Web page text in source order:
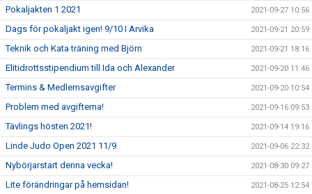
Pokaljakten 1 2021 2021-09-27 10:56
Dags för pokaljakt igen! 9/10 I Arvika 2021-09-21 20:59
Teknik och Kata träning med Björn 2021-09-21 18:16
Elitidrottsstipendium till Ida och Alexander 2021-09-20 11:46
Termins & Medlemsavgifter 2021-09-20 10:54
Problem med avgifterna! 2021-09-16 09:53
Tävlings hösten 2021! 2021-09-14 19:16
Linde Judo Open 2021 11/9 2021-09-06 22:32
Nybörjarstart denna vecka! 2021-08-30 09:27
Lite förändringar på hemsidan! 2021-08-25 12:54